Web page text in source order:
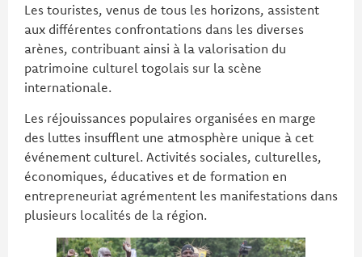
Les touristes, venus de tous les horizons, assistent
aux différentes confrontations dans les diverses
arènes, contribuant ainsi à la valorisation du
patrimoine culturel togolais sur la scène
internationale.
Les réjouissances populaires organisées en marge
des luttes insufflent une atmosphère unique à cet
événement culturel. Activités sociales, culturelles,
économiques, éducatives et de formation en
entrepreneuriat agrémentent les manifestations dans
plusieurs localités de la région.